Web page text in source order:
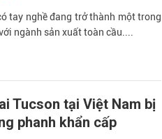
tay nghề đang trở thành một trong
ngành sản xuất toàn cầu....
Tucson tại Việt Nam bị
phanh khẩn cấp